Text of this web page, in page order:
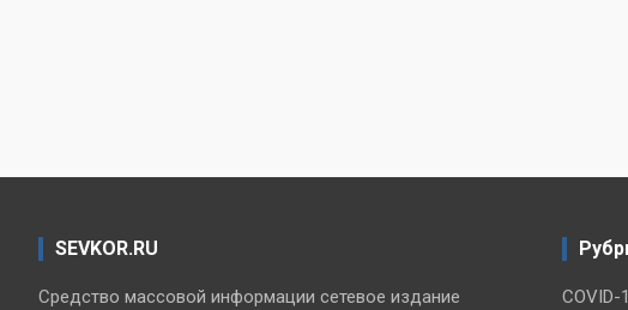
SEVKOR.RU
Средство массовой информации сетевое издание
COVID-